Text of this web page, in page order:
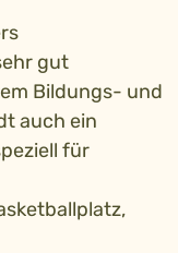
gut
Bildungs- und
auch ein
für